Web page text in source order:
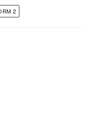
獄公使
式公開
2